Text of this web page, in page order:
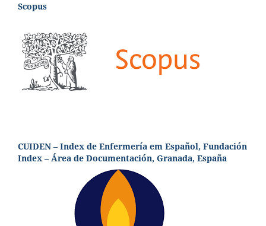
Scopus
CUIDEN – Index de Enfermería em Español, Fundación
Index – Área de Documentación, Granada, España